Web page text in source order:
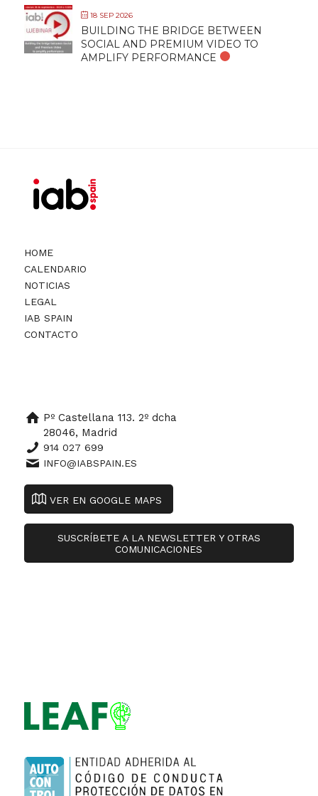
18 SEP 2026
BUILDING THE BRIDGE BETWEEN
SOCIAL AND PREMIUM VIDEO TO
AMPLIFY PERFORMANCE
HOME
CALENDARIO
NOTICIAS
LEGAL
IAB SPAIN
CONTACTO
Pº Castellana 113. 2º dcha
28046, Madrid
914 027 699
INFO@IABSPAIN.ES
VER EN GOOGLE MAPS
SUSCRÍBETE A LA NEWSLETTER Y OTRAS
COMUNICACIONES